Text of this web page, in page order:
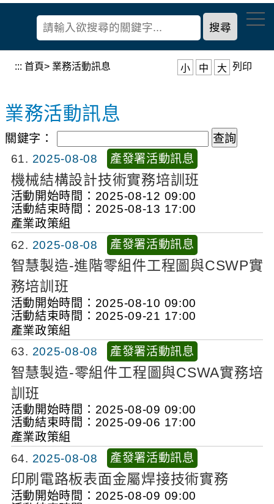
內
署
::: 首頁> 業務活動訊息 小 中 大 列印
業務活動訊息
關鍵字：
61
2025-08-08 產發署活動訊息
機械結構設計技術實務培訓班
活動開始時間：2025-08-12 09:00
活動結束時間：2025-08-13 17:00
產業政策組
62
2025-08-08 產發署活動訊息
智慧製造-進階零組件工程圖與CSWP實
務培訓班
活動開始時間：2025-08-10 09:00
活動結束時間：2025-09-21 17:00
產業政策組
63
2025-08-08 產發署活動訊息
智慧製造-零組件工程圖與CSWA實務培
訓班
活動開始時間：2025-08-09 09:00
活動結束時間：2025-09-06 17:00
產業政策組
64
2025-08-08 產發署活動訊息
印刷電路板表面金屬焊接技術實務
活動開始時間：2025-08-09 09:00